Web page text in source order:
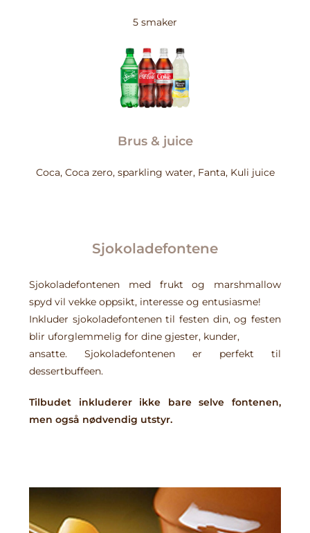
5 smaker
Brus & juice
Coca, Coca zero, sparkling water, Fanta, Kuli juice
Sjokoladefontene
Sjokoladefontenen med frukt og marshmallow
spyd vil vekke oppsikt, interesse og entusiasme!
Inkluder sjokoladefontenen til festen din, og festen
blir uforglemmelig for dine gjester, kunder,
ansatte. Sjokoladefontenen er perfekt til
dessertbuffeen.
Tilbudet inkluderer ikke bare selve fontenen,
men også nødvendig utstyr.